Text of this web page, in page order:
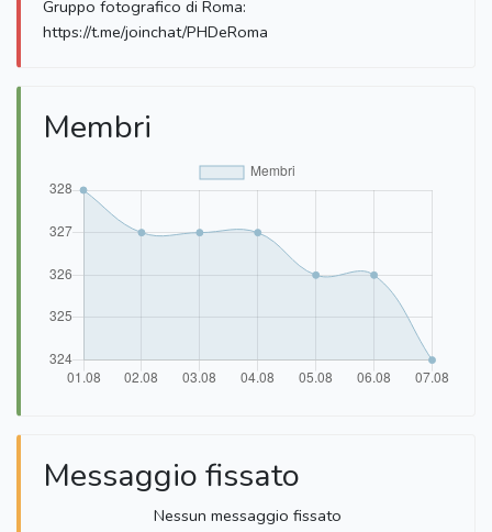
Gruppo fotografico di Roma:
https://t.me/joinchat/PHDeRoma
Membri
Messaggio fissato
Nessun messaggio fissato